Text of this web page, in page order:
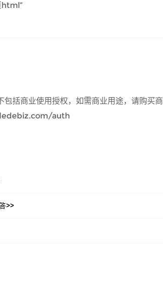
html”
包括商业使用授权，如需商业用途，请购
auth
>>